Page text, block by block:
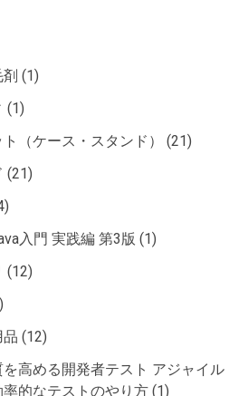
剤 (1)
(1)
（ケース・スタンド）
(21)
(21)
入門 実践編 第3版 (1)
(12)
品 (12)
高める開発者テスト アジャイル
的なテストのやり方 (1)